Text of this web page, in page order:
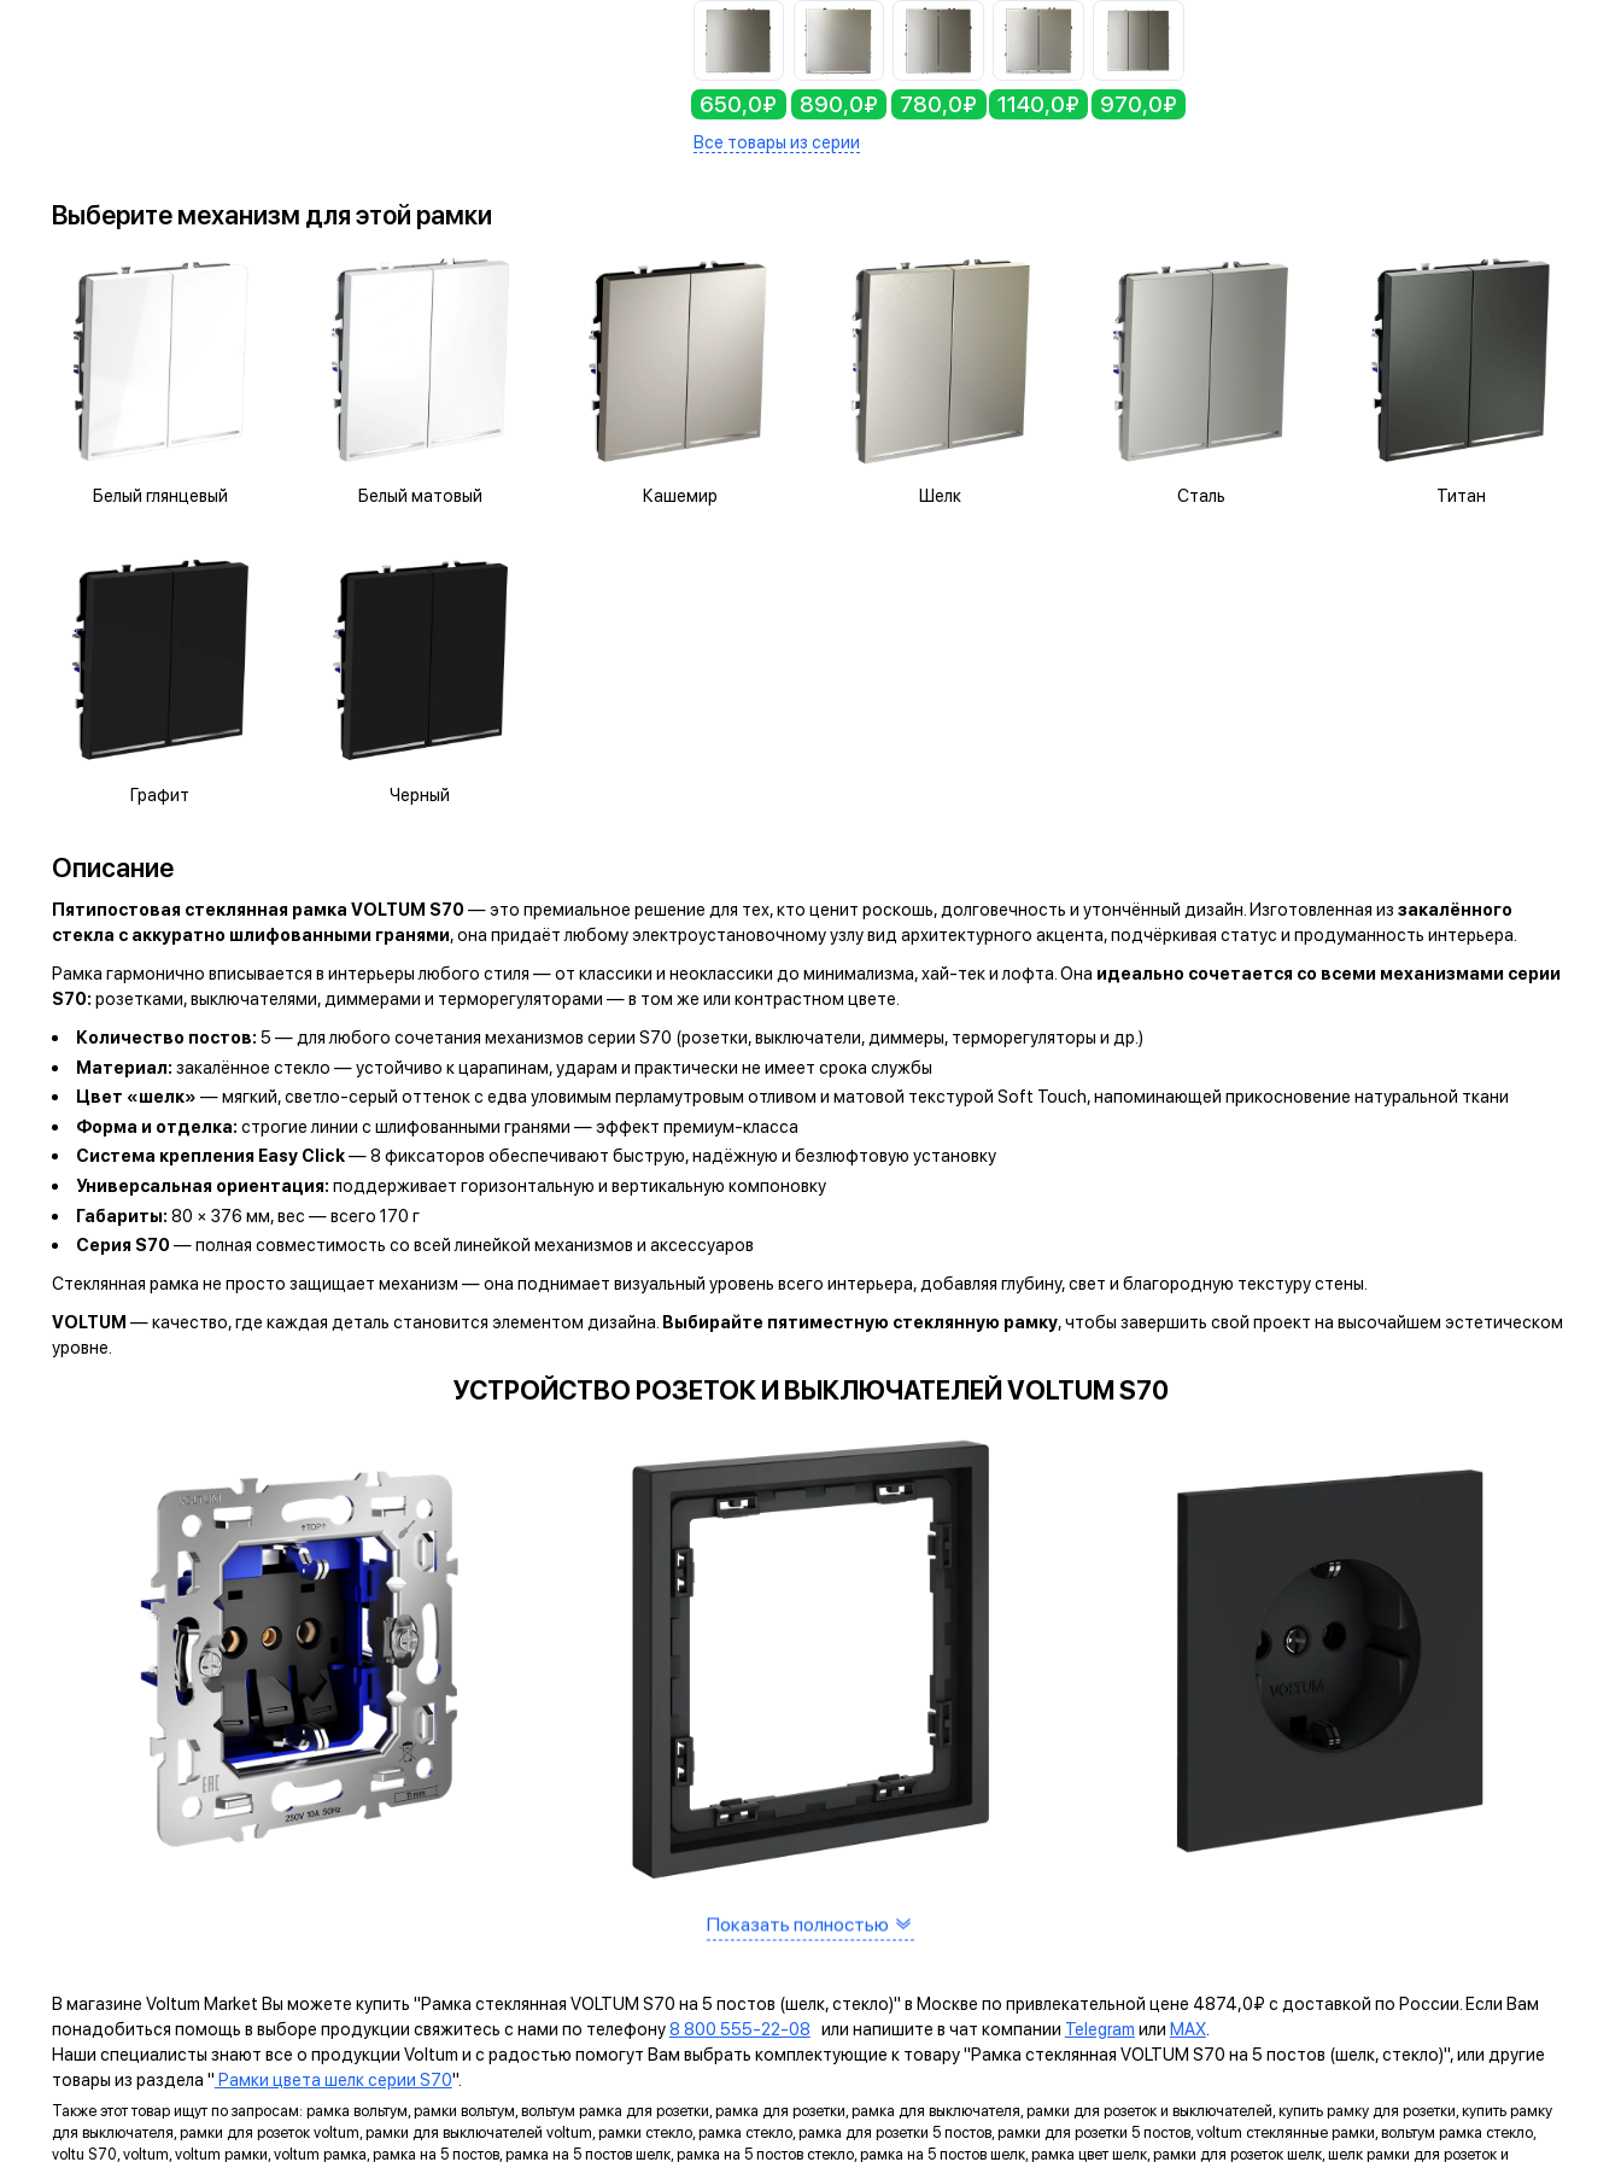
650,0₽ 890,0₽ 780,0₽ 1140,0₽ 970,0₽
Все товары из серии
Выберитемеханизм дляэтой рамки
Белый глянцевый Белый матовый Кашемир Шелк Сталь Титан
Графит Черный
Описание
Пятипостовая стеклянная рамка VOLTUM S70 — это премиальное решение для тех, кто ценит роскошь, долговечность и утончённый дизайн. Изготовленная из закалённого
стекла с аккуратно шлифованными гранями, она придаёт любому электроустановочному узлу вид архитектурного акцента, подчёркивая статус и продуманность интерьера.
Рамка гармонично вписывается в интерьеры любого стиля — от классики и неоклассики до минимализма, хай-тек и лофта. Она идеально сочетается со всеми механизмами серии
S70: розетками, выключателями, диммерами и терморегуляторами — в том же или контрастном цвете.
Количество постов: 5 — для любого сочетания механизмов серии S70 (розетки, выключатели, диммеры, терморегуляторы и др.)
Материал: закалённое стекло — устойчиво к царапинам, ударам и практически не имеет срока службы
Цвет «шелк» — мягкий, светло-серый оттенок с едва уловимым перламутровым отливом и матовой текстурой Soft Touch, напоминающей прикосновение натуральной ткани
Форма и отделка: строгие линии с шлифованными гранями — эффект премиум-класса
Система крепления Easy Click— 8 фиксаторов обеспечивают быструю, надёжную и безлюфтовую установку
Универсальная ориентация:поддерживает горизонтальную и вертикальную компоновку
Габариты: 80 × 376 мм, вес — всего 170 г
Серия S70 — полная совместимость со всей линейкой механизмов и аксессуаров
Стеклянная рамка не просто защищает механизм — она поднимает визуальный уровень всего интерьера, добавляя глубину, свет и благородную текстуру стены.
VOLTUM — качество, где каждая деталь становится элементом дизайна. Выбирайте пятиместную стеклянную рамку, чтобы завершить свой проект на высочайшем эстетическом
уровне.
УСТРОЙСТВО РОЗЕТОК И ВЫКЛЮЧАТЕЛЕЙ VOLTUM S70
Рамка
ЗАЗЕМЛЯЮЩИЙ КОНТАКТ
Изготовлен из оловянной бронзы с гальваническим
покрытием никелем, что не только защищает от коррозии,
но и обеспечивает надежный контакт.
САМОЗАЖИМНЫЕ КЛЕММЫ
Помогают упростить процесс монтажа и гарантируют
КРЕПЛЕНИЕ EASY CLICK
Обеспечивает быстрое и легкое соединение механизма с
неровности стены и надежно удерживают конструкцию.
Показать полностью
В магазине Voltum Market Вы можете купить "Рамка стеклянная VOLTUM S70 на 5 постов (шелк, стекло)" в Москве по привлекательной цене 4874,0₽ с доставкой по России. Если Вам
понадобиться помощь в выборе продукции свяжитесь с нами по телефону8 800 555-22-08 или напишите в чат компании Telegram или MAX.
Наши специалисты знают все о продукции Voltum и с радостью помогут Вам выбрать комплектующие к товару "Рамка стеклянная VOLTUM S70 на 5 постов (шелк, стекло)", или другие
товары из раздела " Рамки цвета шелк серии S70".
Также этот товар ищут по запросам: рамка вольтум, рамки вольтум, вольтум рамка для розетки, рамка для розетки, рамка для выключателя, рамки для розеток и выключателей, купить рамку для розетки, купить рамку
для выключателя, рамки для розеток voltum, рамки для выключателей voltum, рамки стекло, рамка стекло, рамка для розетки 5 постов, рамки для розетки 5 постов, voltum стеклянные рамки, вольтум рамка стекло,
voltu S70, voltum, voltum рамки, voltum рамка, рамка на 5 постов, рамка на 5 постов шелк, рамка на 5 постов стекло, рамка на 5 постов шелк, рамка цвет шелк, рамки для розеток шелк, шелк рамки для розеток и